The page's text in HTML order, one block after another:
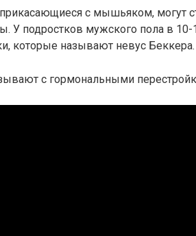
с мышьяком, могут
подростков мужского пола в 10-
которые называют невус Беккера.
с гормональными